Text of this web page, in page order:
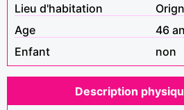
Lieu d'habitation
Age
46
Enfant
non
Description